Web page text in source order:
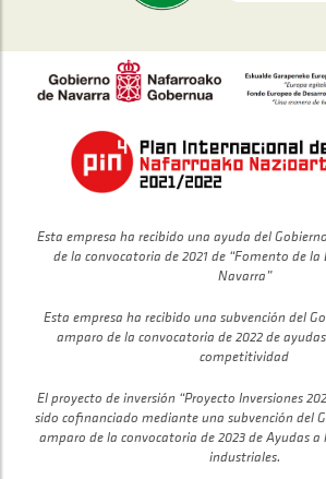
Esta empresa ha recibido una ayuda del
de la convocatoria de 2021 de “Fomento de
Navarra”
Esta empresa ha recibido una subvención del
amparo de la convocatoria de 2022 de
competitividad
El proyecto de inversión “Proyecto Inversiones
sido cofinanciado mediante una subvención del
amparo de la convocatoria de 2023 de Ayudas a
industriales.